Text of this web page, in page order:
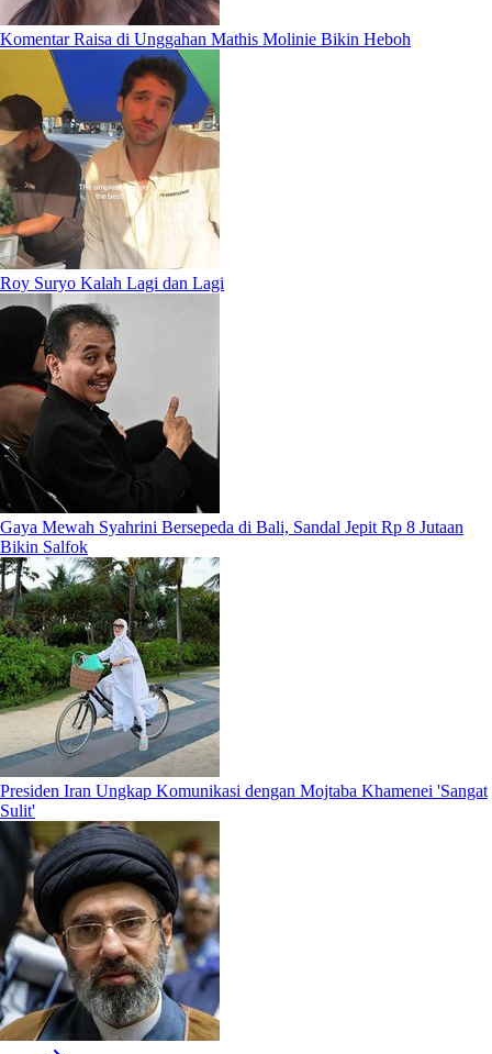
Komentar Raisa di Unggahan Mathis Molinie Bikin Heboh
Roy Suryo Kalah Lagi dan Lagi
Gaya Mewah Syahrini Bersepeda di Bali, Sandal Jepit Rp 8 Jutaan
Bikin Salfok
Presiden Iran Ungkap Komunikasi dengan Mojtaba Khamenei 'Sangat
Sulit'